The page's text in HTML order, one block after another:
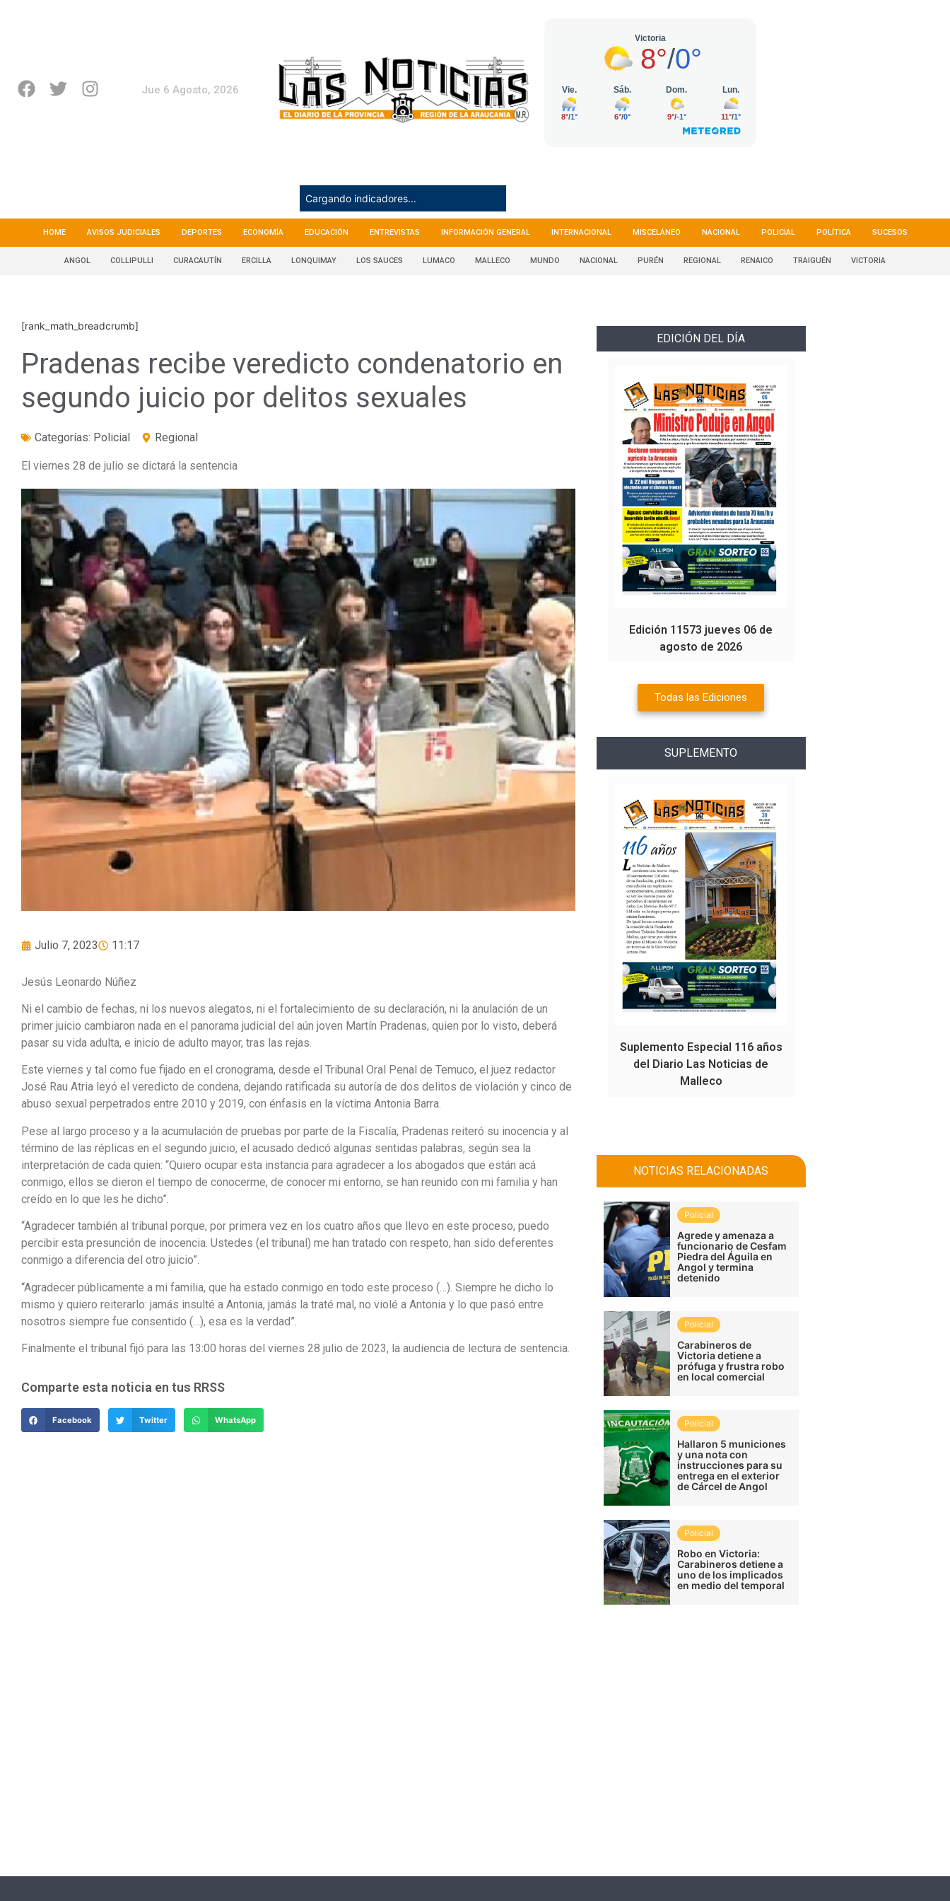
Jue 6 Agosto, 2026
Cargando indicadores...
HOME AVISOS JUDICIALES DEPORTES ECONOMÍA EDUCACIÓN ENTREVISTAS INFORMACIÓN GENERAL INTERNACIONAL MISCELÁNEO NACIONAL POLICIAL POLÍTICA SUCESOS
ANGOL COLLIPULLI CURACAUTÍN ERCILLA LONQUIMAY LOS SAUCES LUMACO MALLECO MUNDO NACIONAL PURÉN REGIONAL RENAICO TRAIGUÉN VICTORIA
[rank_math_breadcrumb]
Pradenas recibe veredicto condenatorio en
segundo juicio por delitos sexuales
Categorías: Policial Regional
El viernes 28 de julio se dictará la sentencia
Julio 7, 2023 11:17
Jesús Leonardo Núñez
Ni el cambio de fechas, ni los nuevos alegatos, ni el fortalecimiento de su declaración, ni la anulación de un
primer juicio cambiaron nada en el panorama judicial del aún joven Martín Pradenas, quien por lo visto, deberá
pasar su vida adulta, e inicio de adulto mayor, tras las rejas.
Este viernes y tal como fue fijado en el cronograma, desde el Tribunal Oral Penal de Temuco, el juez redactor
José Rau Atria leyó el veredicto de condena, dejando ratificada su autoría de dos delitos de violación y cinco de
abuso sexual perpetrados entre 2010 y 2019, con énfasis en la víctima Antonia Barra.
Pese al largo proceso y a la acumulación de pruebas por parte de la Fiscalía, Pradenas reiteró su inocencia y al
término de las réplicas en el segundo juicio, el acusado dedicó algunas sentidas palabras, según sea la
interpretación de cada quien: “Quiero ocupar esta instancia para agradecer a los abogados que están acá
conmigo, ellos se dieron el tiempo de conocerme, de conocer mi entorno, se han reunido con mi familia y han
creído en lo que les he dicho”.
“Agradecer también al tribunal porque, por primera vez en los cuatro años que llevo en este proceso, puedo
percibir esta presunción de inocencia. Ustedes (el tribunal) me han tratado con respeto, han sido deferentes
conmigo a diferencia del otro juicio”.
“Agradecer públicamente a mi familia, que ha estado conmigo en todo este proceso (…). Siempre he dicho lo
mismo y quiero reiterarlo: jamás insulté a Antonia, jamás la traté mal, no violé a Antonia y lo que pasó entre
nosotros siempre fue consentido (…), esa es la verdad”.
Finalmente el tribunal fijó para las 13:00 horas del viernes 28 julio de 2023, la audiencia de lectura de sentencia.
Comparte esta noticia en tus RRSS
Facebook Twitter WhatsApp
EDICIÓN DEL DÍA
Edición 11573 jueves 06 de
agosto de 2026
Todas las Ediciones
SUPLEMENTO
Suplemento Especial 116 años
del Diario Las Noticias de
Malleco
NOTICIAS RELACIONADAS
Policial
Agrede y amenaza a
funcionario de Cesfam
Piedra del Águila en
Angol y termina
detenido
Policial
Carabineros de
Victoria detiene a
prófuga y frustra robo
en local comercial
Policial
Hallaron 5 municiones
y una nota con
instrucciones para su
entrega en el exterior
de Cárcel de Angol
Policial
Robo en Victoria:
Carabineros detiene a
uno de los implicados
en medio del temporal